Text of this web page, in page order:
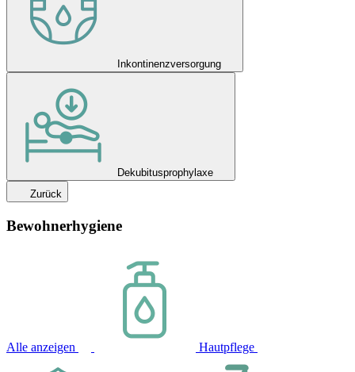
Inkontinenzversorgung
Dekubitusprophylaxe
Zurück
Bewohnerhygiene
Alle anzeigen Hautpflege